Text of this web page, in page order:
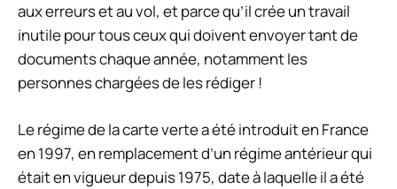
aux erreurs et au vol, et parce qu’il crée un travail
inutile pour tous ceux qui doivent envoyer tant de
documents chaque année, notamment les
personnes chargées de les rédiger !
Le régime de la carte verte a été introduit en France
en 1997, en remplacement d’un régime antérieur qui
était en vigueur depuis 1975, date à laquelle il a été